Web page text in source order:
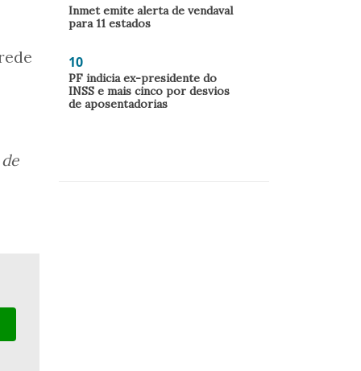
Inmet emite alerta de vendaval
para 11 estados
10
PF indicia ex-presidente do
INSS e mais cinco por desvios
de aposentadorias